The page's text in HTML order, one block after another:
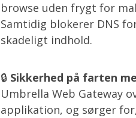
browse uden frygt for
Samtidig blokerer DNS
skadeligt indhold.
🔒 Sikkerhed på farten
Umbrella Web Gateway
applikation, og sørger